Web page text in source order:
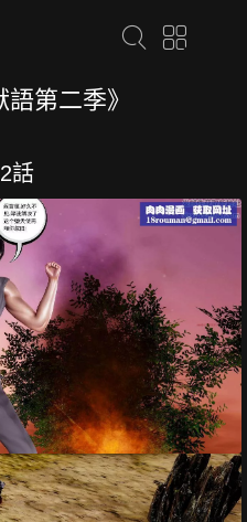
語第二季》
話